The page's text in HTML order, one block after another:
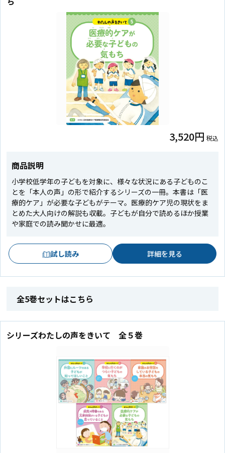
3,520円 税込
商品説明
小学校低学年の子どもを対象に、様々な状況にある子どものこ
とを「本人の声」の形で紹介するシリーズの一冊。本書は「医
療的ケア」が必要な子どもがテーマ。医療的ケア児の現状をま
とめた大人向けの解説も収載。子どもが自分で読めるほか授業
や家庭での読み聞かせに最適。
試し読み 詳細を見る
全5巻セットはこちら
シリーズわたしの声をきいて 全５巻